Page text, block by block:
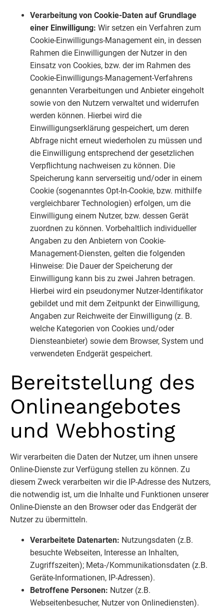
Verarbeitung von Cookie-Daten auf Grundlage
einer Einwilligung: Wir setzen ein Verfahren zum
Cookie-Einwilligungs-Management ein, in dessen
Rahmen die Einwilligungen der Nutzer in den
Einsatz von Cookies, bzw. der im Rahmen des
Cookie-Einwilligungs-Management-Verfahrens
genannten Verarbeitungen und Anbieter eingeholt
sowie von den Nutzern verwaltet und widerrufen
werden können. Hierbei wird die
Einwilligungserklärung gespeichert, um deren
Abfrage nicht erneut wiederholen zu müssen und
die Einwilligung entsprechend der gesetzlichen
Verpflichtung nachweisen zu können. Die
Speicherung kann serverseitig und/oder in einem
Cookie (sogenanntes Opt-In-Cookie, bzw. mithilfe
vergleichbarer Technologien) erfolgen, um die
Einwilligung einem Nutzer, bzw. dessen Gerät
zuordnen zu können. Vorbehaltlich individueller
Angaben zu den Anbietern von Cookie-
Management-Diensten, gelten die folgenden
Hinweise: Die Dauer der Speicherung der
Einwilligung kann bis zu zwei Jahren betragen.
Hierbei wird ein pseudonymer Nutzer-Identifikator
gebildet und mit dem Zeitpunkt der Einwilligung,
Angaben zur Reichweite der Einwilligung (z. B.
welche Kategorien von Cookies und/oder
Diensteanbieter) sowie dem Browser, System und
verwendeten Endgerät gespeichert.
Bereitstellung des
Onlineangebotes
und Webhosting
Wir verarbeiten die Daten der Nutzer, um ihnen unsere
Online-Dienste zur Verfügung stellen zu können. Zu
diesem Zweck verarbeiten wir die IP-Adresse des Nutzers,
die notwendig ist, um die Inhalte und Funktionen unserer
Online-Dienste an den Browser oder das Endgerät der
Nutzer zu übermitteln.
Verarbeitete Datenarten: Nutzungsdaten (z.B.
besuchte Webseiten, Interesse an Inhalten,
Zugriffszeiten); Meta-/Kommunikationsdaten (z.B.
Geräte-Informationen, IP-Adressen).
Betroffene Personen: Nutzer (z.B.
Webseitenbesucher, Nutzer von Onlinediensten).